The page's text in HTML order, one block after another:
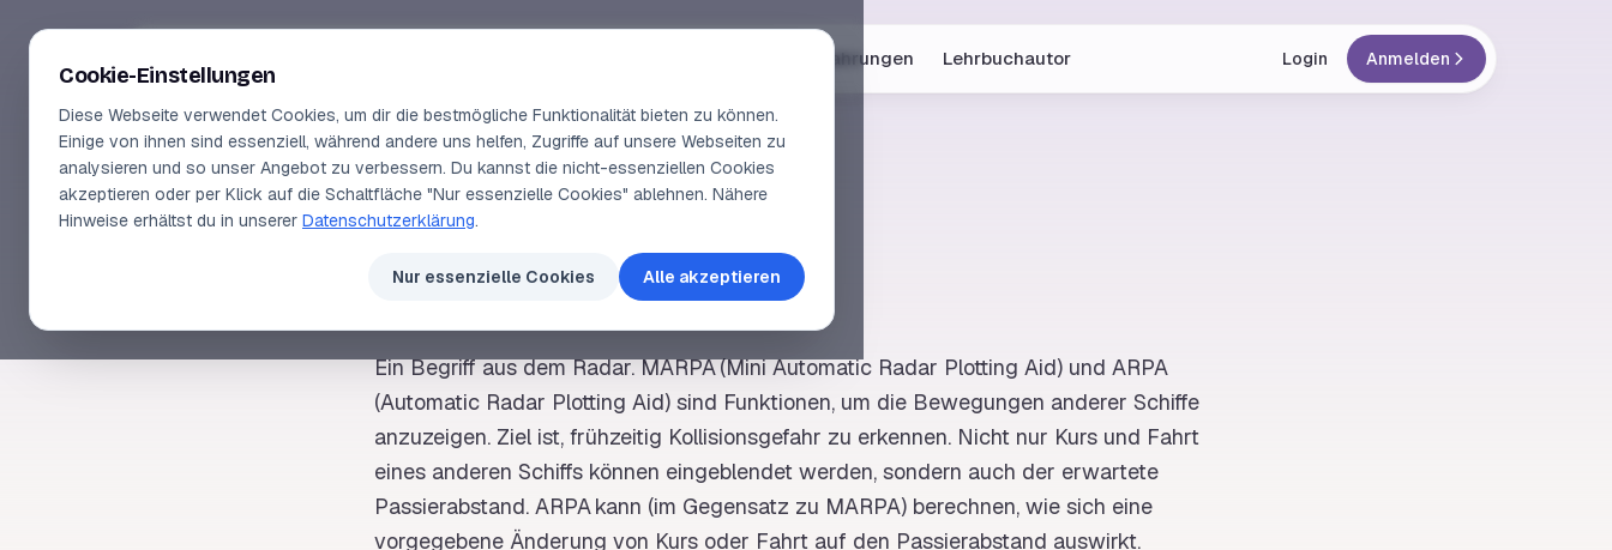
Erfahrungen Lehrbuchautor Login Anmelden
SEGELLEXIKON
MARPA
Ein Begriff aus demRadar. MARPA (Mini Automatic Radar Plotting Aid) und ARPA
(Automatic Radar Plotting Aid) sind Funktionen, um die Bewegungen anderer Schiffe
anzuzeigen. Ziel ist, frühzeitig Kollisionsgefahr zu erkennen. Nicht nur Kurs und Fahrt
eines anderen Schiffs können eingeblendet werden, sondern auch der erwartete
Passierabstand. ARPA kann (im Gegensatz zu MARPA) berechnen, wie sich eine
vorgegebene Änderung von Kurs oder Fahrt auf den Passierabstand auswirkt.
Cookie-Einstellungen
Diese Webseite verwendet Cookies, um dir die bestmögliche Funktionalität bieten zu können.
Einige von ihnen sind essenziell, während andere uns helfen, Zugriffe auf unsere Webseiten zu
analysieren und so unser Angebot zu verbessern. Du kannst die nicht-essenziellen Cookies
akzeptieren oder per Klick auf die Schaltfläche "Nur essenzielle Cookies" ablehnen. Nähere
Hinweise erhältst du in unserer Datenschutzerklärung.
Nur essenzielle Cookies Alle akzeptieren